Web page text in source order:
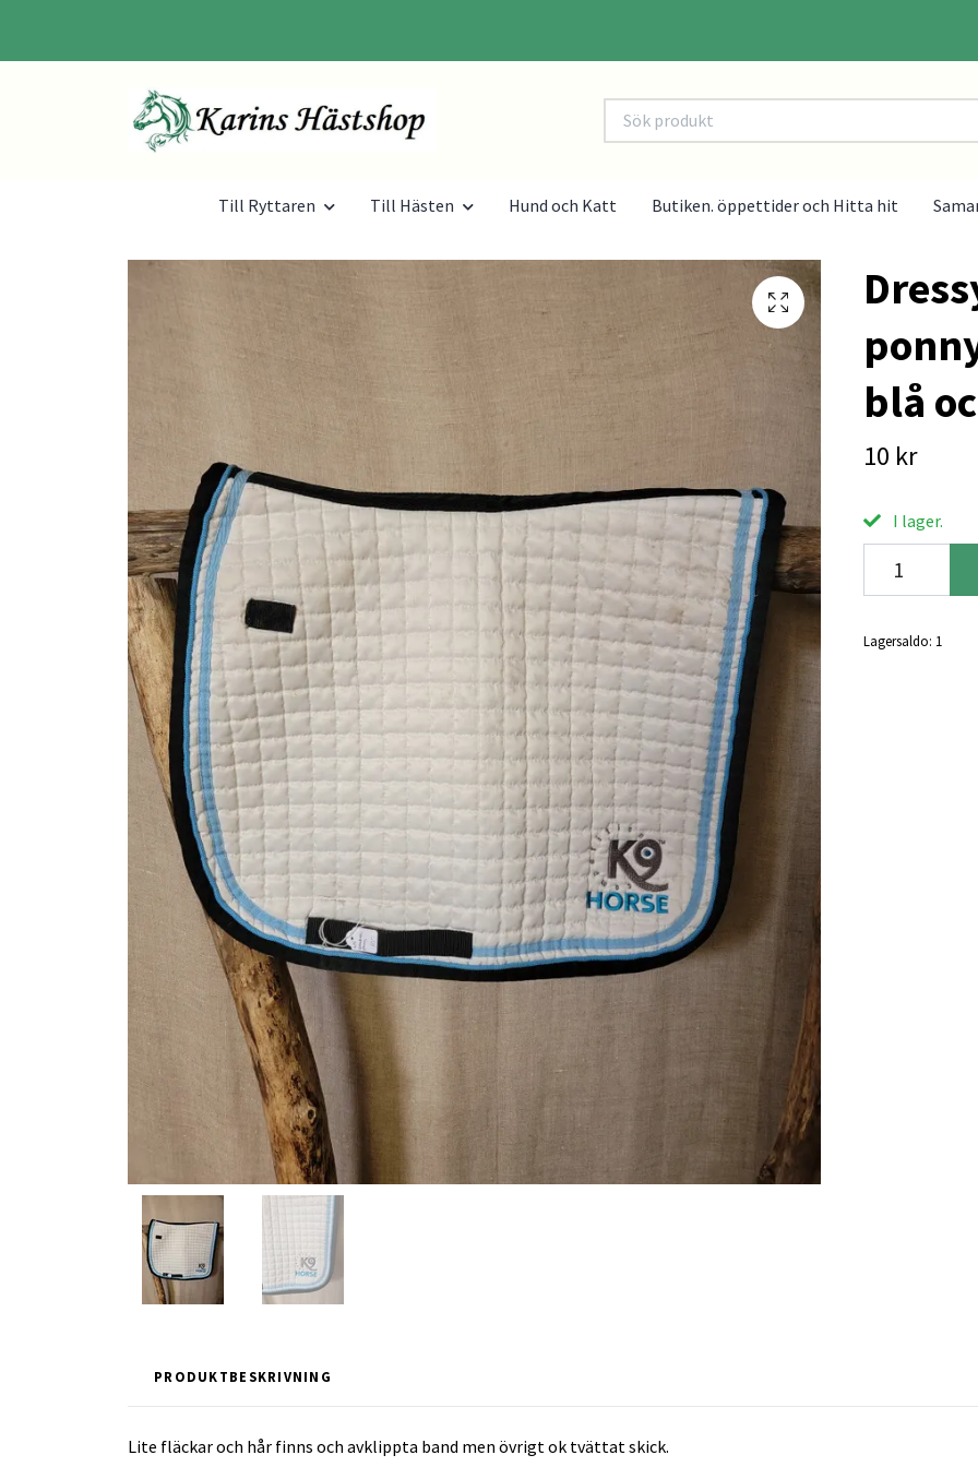
Till Ryttaren Till Hästen Hund och Katt Butiken. öppettider och Hitta hit
blå
10 kr
I lager.
Lagersaldo: 1
PRODUKTBESKRIVNING
Lite fläckar och hår finns och avklippta band men övrigt ok tvättat skick.